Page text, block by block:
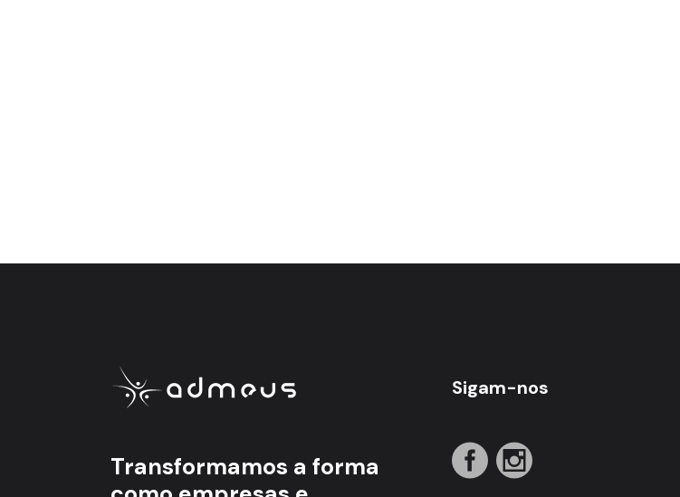
Transformamos a forma
Sigam-nos